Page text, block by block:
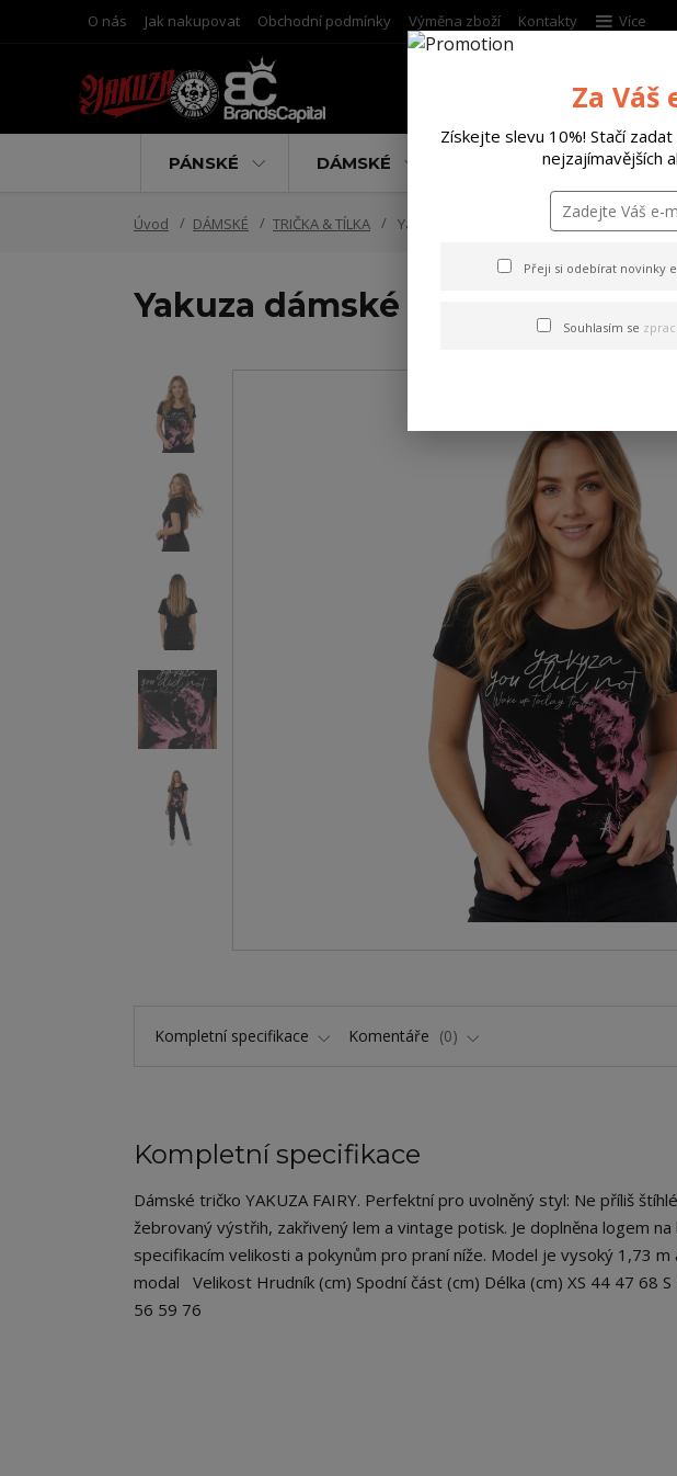
O nás Jak nakupovat Obchodní podmínky Výměna zboží Kontakty Více
PÁNSKÉ DÁMSKÉ
Úvod DÁMSKÉ TRIČKA & TÍLKA Yakuza dámské tílko Fairy Curved Crew
Yakuza dámské tílko Fairy
Kompletní specifikace Komentáře 0
Kompletní specifikace
Dámské tričko YAKUZA FAIRY. Perfektní pro uvolněný styl: Ne příliš
žebrovaný výstřih, zakřivený lem a vintage potisk. Je doplněna logem
specifikacím velikosti a pokynům pro praní níže. Model je vysoký 1,73
modal Velikost Hrudník (cm) Spodní část (cm) Délka (cm) XS 44 47 68
56 59 76
Za Váš
Získejte slevu 10%! Stačí
nejzajímavějších
Přeji si odebírat novinky
Souhlasím se